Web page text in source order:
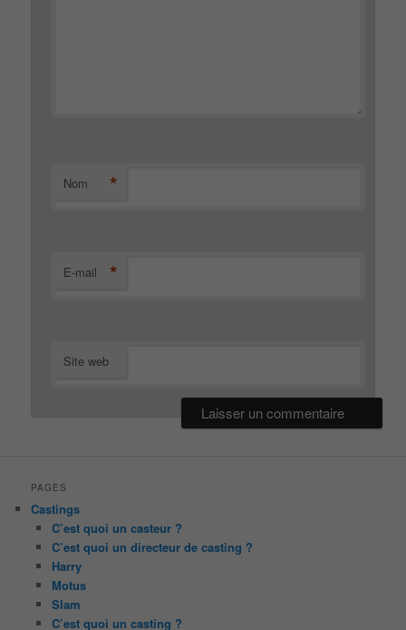
Nom *
E-mail *
Site web
PAGES
Castings
C’est quoi un casteur ?
C’est quoi un directeur de casting ?
Harry
Motus
Slam
C’est quoi un casting ?